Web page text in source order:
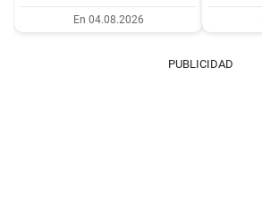
En 04.08.2026
PUBLICIDAD